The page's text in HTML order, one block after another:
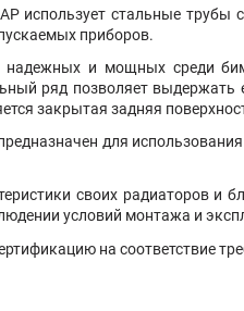
использует стальные трубы
приборов.
и мощных среди
ряд позволяет
закрытая задняя
для
своих радиаторов и
условий монтажа и
на соответствие